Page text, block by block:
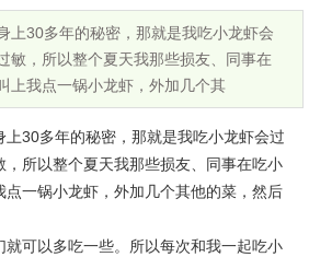
上30多年的秘密，那就是我吃小龙虾会
敏，所以整个夏天我那些损友、同事在
上我点一锅小龙虾，外加几个其
30多年的秘密，那就是我吃小龙虾会过
所以整个夏天我那些损友、同事在吃小
一锅小龙虾，外加几个其他的菜，然后
就可以多吃一些。所以每次和我一起吃小